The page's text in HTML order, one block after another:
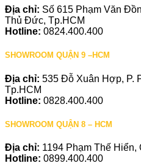
Địa chỉ: Số 615 Phạm Văn
Thủ Đức, Tp.HCM
Hotline: 0824.400.400
SHOWROOM QUẬN 9 –HCM
Địa chỉ: 535 Đỗ Xuân Hợp, P.
Tp.HCM
Hotline: 0828.400.400
SHOWROOM QUẬN 8 – HCM
Địa chỉ: 1194 Phạm Thế Hiển,
Hotline: 0899.400.400